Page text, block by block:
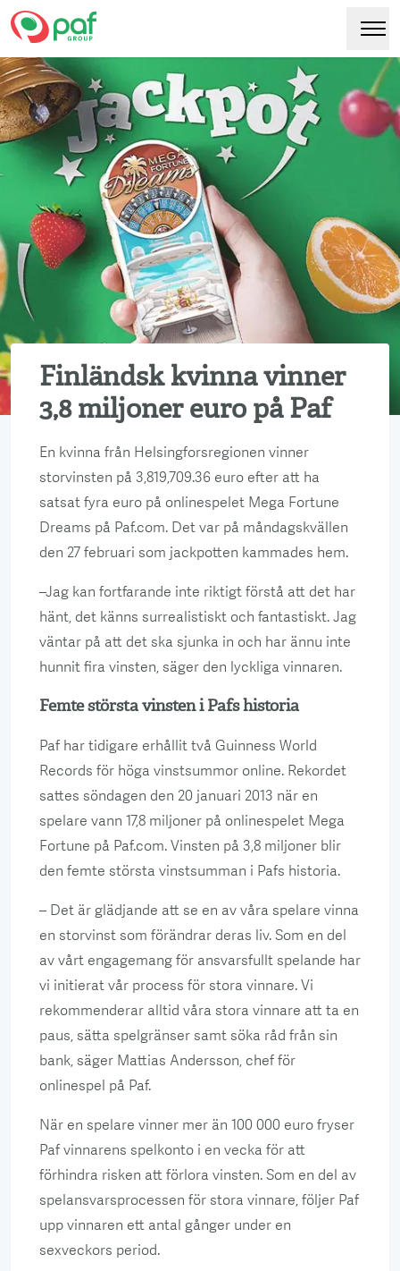
Hoppa
till
huvudinnehåll
Paf
Finländsk kvinna vinner
3,8 miljoner euro på Paf
En kvinna från Helsingforsregionen vinner
storvinsten på 3,819,709.36 euro efter att ha
satsat fyra euro på onlinespelet Mega Fortune
Dreams på Paf.com. Det var på måndagskvällen
den 27 februari som jackpotten kammades hem.
–Jag kan fortfarande inte riktigt förstå att det har
hänt, det känns surrealistiskt och fantastiskt. Jag
väntar på att det ska sjunka in och har ännu inte
hunnit fira vinsten, säger den lyckliga vinnaren.
Femte största vinsten i Pafs historia
Paf har tidigare erhållit två Guinness World
Records för höga vinstsummor online. Rekordet
sattes söndagen den 20 januari 2013 när en
spelare vann 17,8 miljoner på onlinespelet Mega
Fortune på Paf.com. Vinsten på 3,8 miljoner blir
den femte största vinstsumman i Pafs historia.
– Det är glädjande att se en av våra spelare vinna
en storvinst som förändrar deras liv. Som en del
av vårt engagemang för ansvarsfullt spelande har
vi initierat vår process för stora vinnare. Vi
rekommenderar alltid våra stora vinnare att ta en
paus, sätta spelgränser samt söka råd från sin
bank, säger Mattias Andersson, chef för
onlinespel på Paf.
När en spelare vinner mer än 100 000 euro fryser
Paf vinnarens spelkonto i en vecka för att
förhindra risken att förlora vinsten. Som en del av
spelansvarsprocessen för stora vinnare, följer Paf
upp vinnaren ett antal gånger under en
sexveckors period.